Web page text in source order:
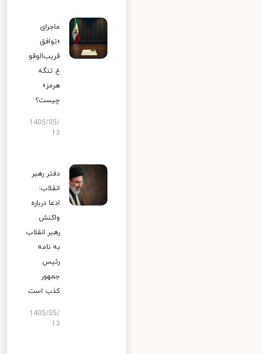
ماجرای
«توافق
قریب‌الوقو
ع تنگه
هرمز»
چیست؟
1405/05/
13
دفتر رهبر
انقلاب:
ادعا درباره
واکنش
رهبر انقلاب
به نامه
رئیس
جمهور
کذب است
1405/05/
13